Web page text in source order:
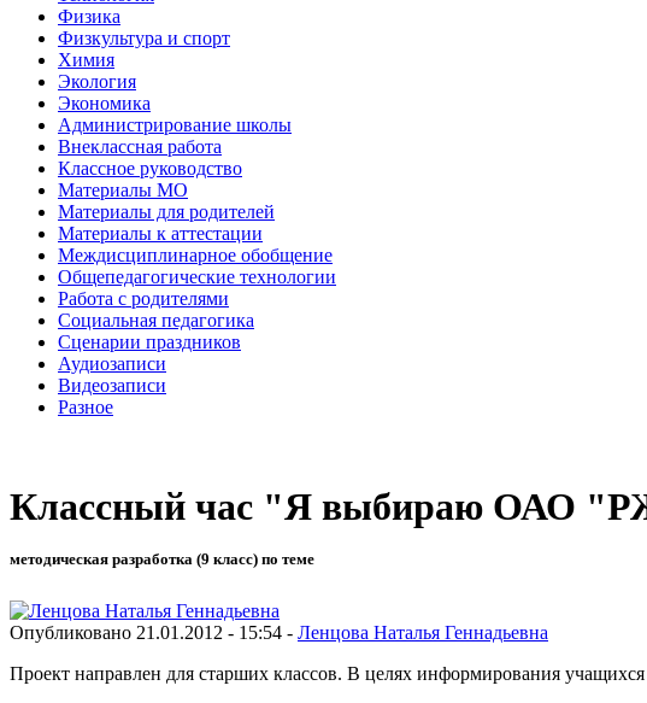
Физика
Физкультура и спорт
Химия
Экология
Экономика
Администрирование школы
Внеклассная работа
Классное руководство
Материалы МО
Материалы для родителей
Материалы к аттестации
Междисциплинарное обобщение
Общепедагогические технологии
Работа с родителями
Социальная педагогика
Сценарии праздников
Аудиозаписи
Видеозаписи
Разное
Классный час "Я выбираю ОАО
методическая разработка (9 класс) по теме
Опубликовано 21.01.2012 - 15:54 - Ленцова Наталья Геннадьевна
Проект направлен для старших классов. В целях информирования